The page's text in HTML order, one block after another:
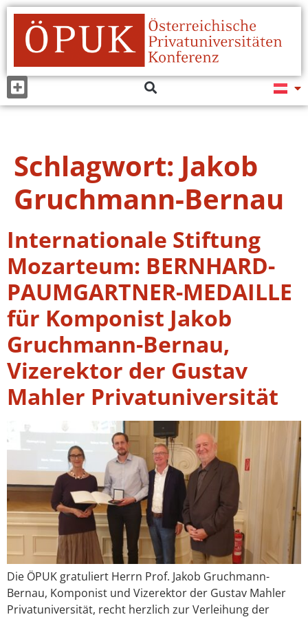
Schlagwort: Jakob
Gruchmann-Bernau
Internationale Stiftung
Mozarteum: BERNHARD-
PAUMGARTNER-MEDAILLE
für Komponist Jakob
Gruchmann-Bernau,
Vizerektor der Gustav
Mahler Privatuniversität
Die ÖPUK gratuliert Herrn Prof. Jakob Gruchmann-
Bernau, Komponist und Vizerektor der Gustav Mahler
Privatuniversität, recht herzlich zur Verleihung der